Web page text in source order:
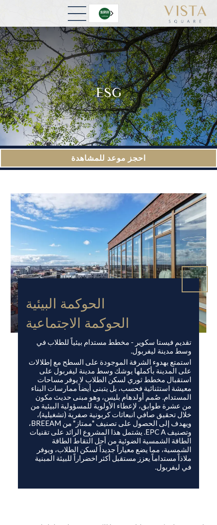
العربية‏
ESG
احجز موعد للمشاهدة
الحوكمة البيئية
الحوكمة الاجتماعية
تقديم فيستا سكوير - مخطط مستدام بيئياً للطلاب في
وسط مدينة ليفربول.
استمتع بهدوء الشرفة الموجودة على السطح مع إطلالات
على المدينة بأكملها يوشك وسط مدينة ليفربول على
استقبال مخطط ثوري لسكن الطلاب لا يوفر مساحات
معيشة استثنائية فحسب، بل يتبنى أيضاً ممارسات البناء
المستدام. صُمم أولدهام بليس، وهو مبنى حديث مكون
من عشرة طوابق، لإعطاء الأولوية للمسؤولية البيئية من
خلال تحقيق صافي انبعاثات كربونية صفرية (تشغيلية)،
ويهدف إلى الحصول على تصنيف "ممتاز" من BREEAM،
وتصنيف EPC A. يشتمل هذا المشروع الرائد على تقنيات
الطاقة الشمسية الضوئية من أجل التقاط الطاقة
الشمسية، مما يضع معياراً جديداً لسكن الطلاب، ويوفر
ملاذاً مستداماً يعزز مستقبل أكثر اخضراراً للبيئة المبنية
في ليفربول.